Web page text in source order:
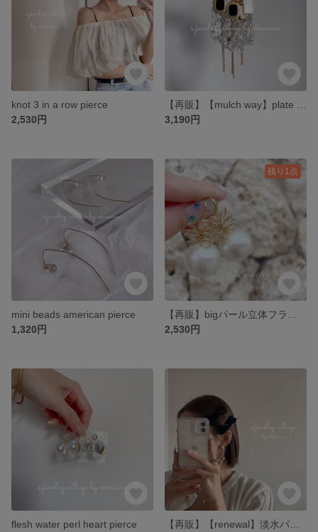
knot 3 in a row pierce
2,530円
3,190円
mini beads american pierce
1,320円
残り1点
2,530円
flesh water perl heart pierce